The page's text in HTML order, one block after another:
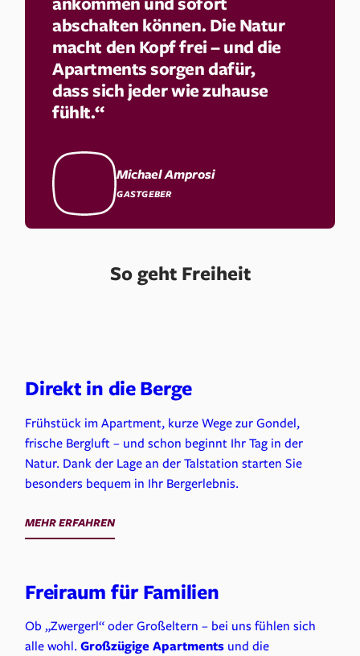
abschalten können. Die Natur
macht den Kopf frei – und die
Apartments sorgen dafür,
dass sich jeder wie zuhause
fühlt.“
Michael Amprosi
GASTGEBER
So geht Freiheit
Direkt in die Berge
Frühstück im Apartment, kurze Wege zur Gondel,
frische Bergluft – und schon beginnt Ihr Tag in der
Natur. Dank der Lage an der Talstation starten Sie
besonders bequem in Ihr Bergerlebnis.
MEHR ERFAHREN
Freiraum für Familien
Ob „Zwergerl“ oder Großeltern – bei uns fühlen sich
alle wohl.Großzügige Apartments und die